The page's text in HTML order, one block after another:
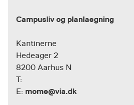
Campusliv og planlaegning
Kantinerne
Hedeager 2
8200 Aarhus N
T:
E: mome@via.dk